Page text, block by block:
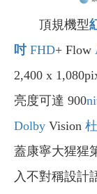
頂規機型
吋 FHD+ Flow
2,400 x
亮度可達 900
Dolby Vision
蓋康寧大猩猩
入不對稱設計